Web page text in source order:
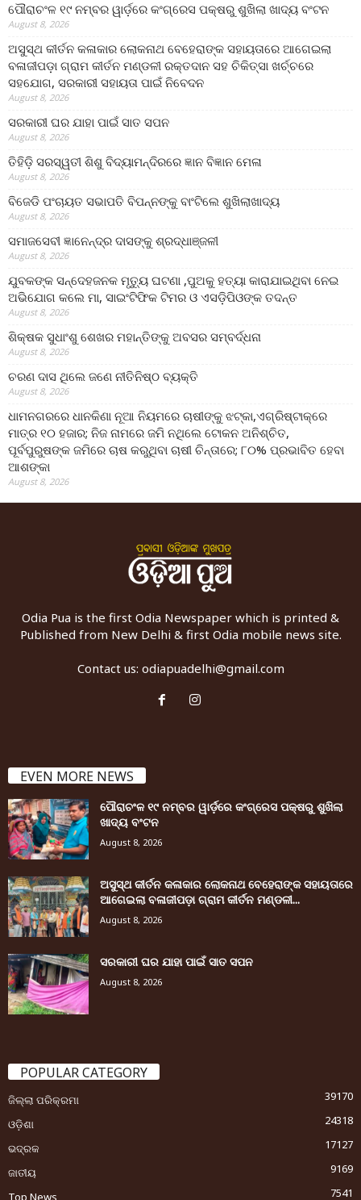
ପୌରାଚଂଳ ୧୯ ନମ୍ବର ୱାର୍ଡ଼ରେ କଂଗ୍ରେସ ପକ୍ଷରୁ ଶୁଖିଲା ଖାଦ୍ୟ ବଂଟନ
August 8, 2026
ଅସୁସ୍ଥ କୀର୍ତନ କଳାକାର ଲୋକନାଥ ବେହେରାଙ୍କ ସହାୟତାରେ ଆଗେଇଲା
ବଳାଜୀପଡ଼ା ଗ୍ରାମ କୀର୍ତନ ମଣ୍ଡଳୀ ରକ୍ତଦାନ ସହ ଚିକିତ୍ସା ଖର୍ଚ୍ଚରେ
ସହଯୋଗ, ସରକାରୀ ସହାୟତା ପାଇଁ ନିବେଦନ
August 8, 2026
ସରକାରୀ ଘର ଯାହା ପାଇଁ ସାତ ସପନ
August 8, 2026
ତିହିଡି଼ ସରସ୍ୱତୀ ଶିଶୁ ବିଦ୍ୟାମନ୍ଦିରରେ ଜ୍ଞାନ ବିଜ୍ଞାନ ମେଳା
August 8, 2026
ବିଜେଡି ପଂଚାୟତ ସଭାପତି ବିପନ୍ନଙ୍କୁ ବାଂଟିଲେ ଶୁଖିଲାଖାଦ୍ୟ
August 8, 2026
ସମାଜସେବୀ ଜ୍ଞାନେନ୍ଦ୍ର ଦାସଙ୍କୁ ଶ୍ରଦ୍ଧାଞ୍ଜଳୀ
August 8, 2026
ଯୁବକଙ୍କ ସନ୍ଦେହଜନକ ମୃତ୍ୟୁ ଘଟଣା ,ପୁଅକୁ ହତ୍ୟା କାରାଯାଇଥିବା ନେଇ
ଅଭିଯୋଗ କଲେ ମା, ସାଇଂଟିଫିକ ଟିମର ଓ ଏସଡ଼ିପିଓଙ୍କ ତଦନ୍ତ
August 8, 2026
ଶିକ୍ଷକ ସୁଧାଂଶୁ ଶେଖର ମହାନ୍ତିଙ୍କୁ ଅବସର ସମ୍ବର୍ଦ୍ଧନା
August 8, 2026
ଚରଣ ଦାସ ଥିଲେ ଜଣେ ନୀତିନିଷ୍ଠ ବ୍ୟକ୍ତି
August 8, 2026
ଧାମନଗରରେ ଧାନକିଣା ନୂଆ ନିୟମରେ ଚାଷୀଙ୍କୁ ଝଟ୍‌କା,ଏଗ୍ରିଷ୍ଟାକ୍‌ରେ
ମାତ୍ର ୧୦ ହଜାର; ନିଜ ନାମରେ ଜମି ନଥିଲେ ଟୋକନ ଅନିଶ୍ଚିତ,
ପୂର୍ବପୁରୁଷଙ୍କ ଜମିରେ ଚାଷ କରୁଥିବା ଚାଷୀ ଚିନ୍ତାରେ; ୮୦% ପ୍ରଭାବିତ ହେବା
ଆଶଙ୍କା
August 8, 2026
Odia Pua is the first Odia Newspaper which is printed &
Published from New Delhi & first Odia mobile news site.
Contact us: odiapuadelhi@gmail.com
EVEN MORE NEWS
ପୌରାଚଂଳ ୧୯ ନମ୍ବର ୱାର୍ଡ଼ରେ କଂଗ୍ରେସ ପକ୍ଷରୁ ଶୁଖିଲା
ଖାଦ୍ୟ ବଂଟନ
August 8, 2026
ଅସୁସ୍ଥ କୀର୍ତନ କଳାକାର ଲୋକନାଥ ବେହେରାଙ୍କ ସହାୟତାରେ
ଆଗେଇଲା ବଳାଜୀପଡ଼ା ଗ୍ରାମ କୀର୍ତନ ମଣ୍ଡଳୀ...
August 8, 2026
ସରକାରୀ ଘର ଯାହା ପାଇଁ ସାତ ସପନ
August 8, 2026
POPULAR CATEGORY
ଜିଲ୍ଲା ପରିକ୍ରମା
39170
ଓଡ଼ିଶା
24318
ଭଦ୍ରକ
17127
ଜାତୀୟ
9169
Top News
7541